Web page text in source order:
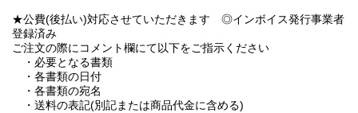
★公費(後払い)対応させていただきます ◎インボイス発行事業者
登録済み
ご注文の際にコメント欄にて以下をご指示ください
・必要となる書類
・各書類の日付
・各書類の宛名
・送料の表記(別記または商品代金に含める)